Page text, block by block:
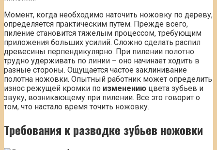
Момент, когда необходимо наточить ножовку по дереву,
определяется практическим путем. Прежде всего,
пиление становится тяжелым процессом, требующим
приложения больших усилий. Сложно сделать распил
древесины перпендикулярно. При пилении полотно
трудно удерживать по линии – оно начинает ходить в
разные стороны. Ощущается частое заклинивание
полотна ножовки. Опытный работник может определить
износ режущей кромки по изменению цвета зубьев и
звуку, возникающему при пилении. Все это говорит о
том, что настало время точить ножовку.
Требования к разводке зубьев ножовки